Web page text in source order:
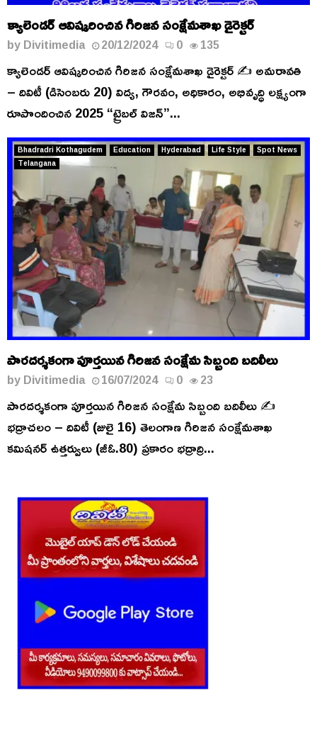
క్యాలెండర్ ఆవిష్కరించిన గిరిజన సంక్షేమశాఖ డైరెక్టర్
byDivitimedia 20/12/2024 0 135
క్యాలెండర్ ఆవిష్కరించిన గిరిజన సంక్షేమశాఖ డైరెక్టర్ ✍️ అమరావతి
– దివిటీ (డిసెంబరు 20) విద్య, గౌరవం, అధికారం, అభివృద్ధి లక్ష్యంగా
రూపొందించిన 2025 “ట్రైబల్ విజన్”...
Bhadradri Kothagudem Education Hyderabad Life Style
Spot News
Telangana
పారదర్శకంగా పూర్తయిన గిరిజన సంక్షేమ సిబ్బంది బదిలీలు
byDivitimedia 16/07/2024 0 23
పారదర్శకంగా పూర్తయిన గిరిజన సంక్షేమ సిబ్బంది బదిలీలు ✍️
భద్రాచలం – దివిటీ (జులై 16) తెలంగాణ గిరిజన సంక్షేమశాఖ
కమిషనర్ ఉత్తర్వులు (జీఓ.80) ప్రకారం భద్రాద్రి...